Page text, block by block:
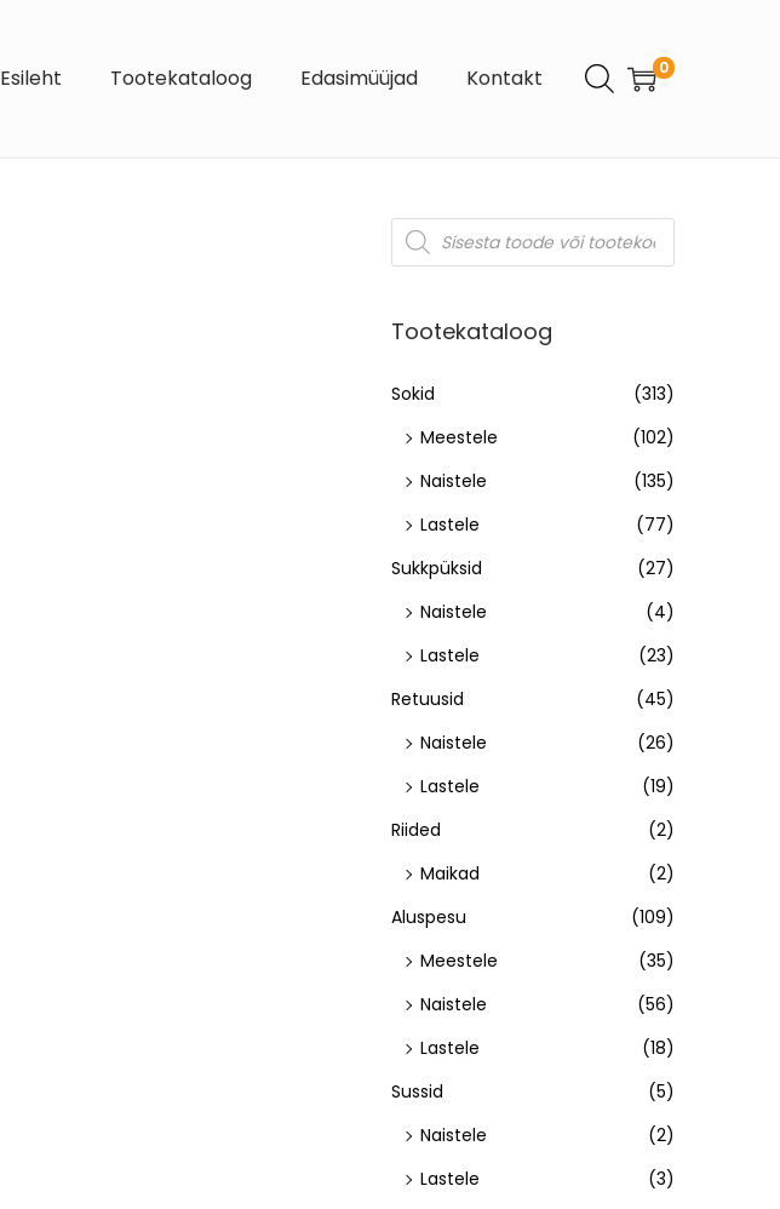
Esileht Tootekataloog Edasimüüjad Kontakt 0
Tootekataloog
Sokid
(313)
Meestele
(102)
Naistele
(135)
Lastele
(77)
Sukkpüksid
(27)
Naistele
(4)
Lastele
(23)
Retuusid
(45)
Naistele
(26)
Lastele
(19)
Riided
(2)
Maikad
(2)
Aluspesu
(109)
Meestele
(35)
Naistele
(56)
Lastele
(18)
Sussid
(5)
Naistele
(2)
Lastele
(3)